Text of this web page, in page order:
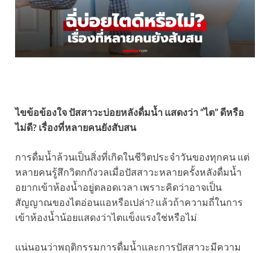
ไขข้อข้องใจ ปัสสาวะบ่อยหลังดื่มน้ำ แสดงว่า “ไต” ดีหรือ
ไม่ดี? เรื่องที่หลายคนยังสับสน
การดื่มน้ำล้วนเป็นสิ่งที่เกิดในชีวิตประจำวันของทุกคน แต่
หลายคนรู้สึกวิตกกังวลเมื่อปัสสาวะหลายครั้งหลังดื่มน้ำ
อยากเข้าห้องน้ำอยู่ตลอดเวลา เพราะคิดว่าอาจเป็น
สัญญาณของไตอ่อนแอหรือเปล่า? แล้วถ้าความถี่ในการ
เข้าห้องน้ำน้อยแสดงว่าไตแข็งแรงใช่หรือไม่
แน่นอนว่าพฤติกรรมการดื่มน้ำและการปัสสาวะมีความ